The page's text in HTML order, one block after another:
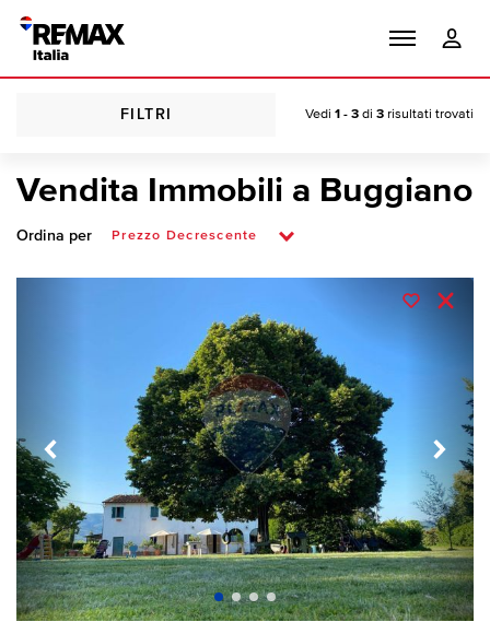
FILTRI Vedi 1 - 3 di 3 risultati trovati
Vendita Immobili a Buggiano
Ordina per